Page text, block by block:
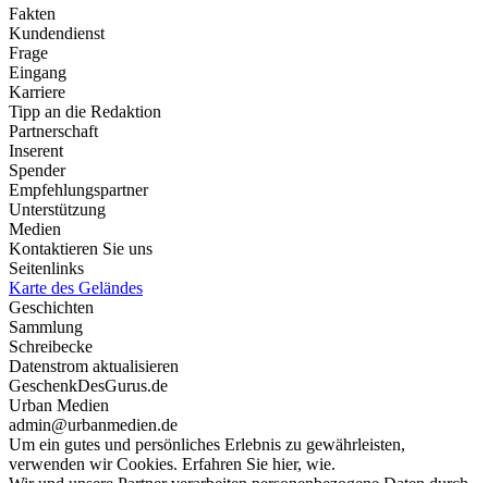
Fakten
Kundendienst
Frage
Eingang
Karriere
Tipp an die Redaktion
Partnerschaft
Inserent
Spender
Empfehlungspartner
Unterstützung
Medien
Kontaktieren Sie uns
Seitenlinks
Karte des Geländes
Geschichten
Sammlung
Schreibecke
Datenstrom aktualisieren
GeschenkDesGurus.de
Urban Medien
admin@urbanmedien.de
Um ein gutes und persönliches Erlebnis zu gewährleisten,
verwenden wir Cookies. Erfahren Sie hier, wie.